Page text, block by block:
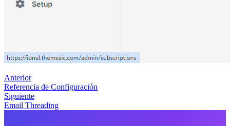
Anterior
Referencia de Configuración
Siguiente
Email Threading